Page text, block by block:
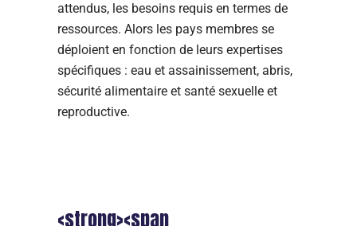
attendus, les besoins requis en termes de
ressources. Alors les pays membres se
déploient en fonction de leurs expertises
spécifiques : eau et assainissement, abris,
sécurité alimentaire et santé sexuelle et
reproductive.
<strong><span